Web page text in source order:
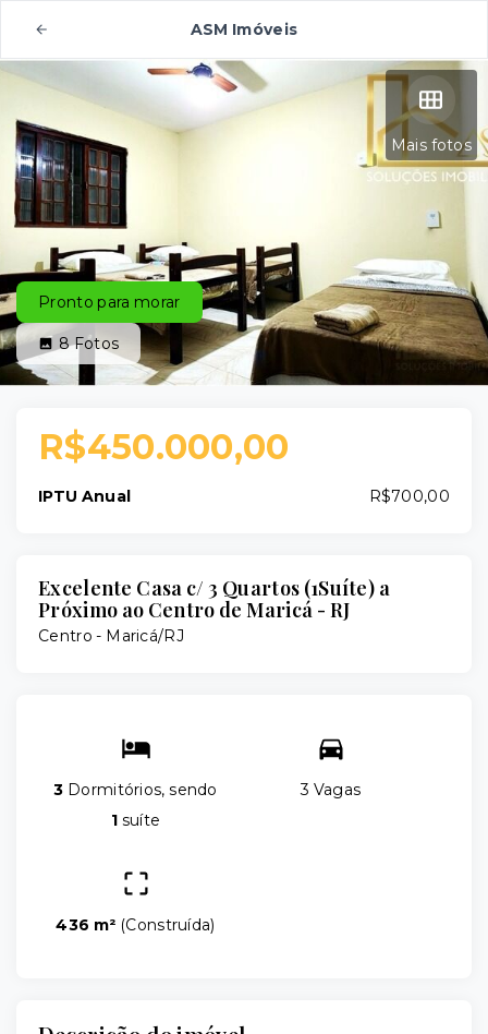
ASM Imóveis
Mais fotos
Pronto para morar
8Fotos
R$450.000,00
IPTU Anual R$700,00
Excelente Casa c/ 3 Quartos (1Suíte) a
Próximo ao Centro de Maricá - RJ
Centro - Maricá/RJ
3 Dormitórios, sendo
1 suíte
3 Vagas
436 m² (Construída)